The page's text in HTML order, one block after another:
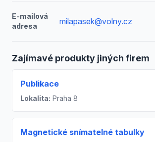
E-mailová
adresa
milapasek@volny.cz
Zajímavé produkty jiných firem
Publikace
Lokalita: Praha 8
Magnetické snímatelné tabulky